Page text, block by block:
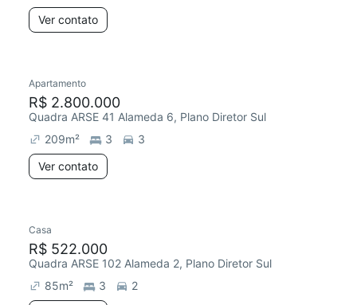
Ver contato
Apartamento
R$ 2.800.000
Quadra ARSE 41 Alameda 6, Plano Diretor Sul
209m² 3
3
Ver contato
Casa
R$ 522.000
Quadra ARSE 102 Alameda 2, Plano Diretor Sul
85m² 3
2